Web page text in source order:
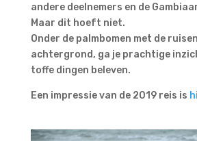
andere deelnemers en de
Maar dit hoeft niet.
Onder de palmbomen met de
achtergrond, ga je prachtige
toffe dingen beleven.
Een impressie van de 2019 reis is